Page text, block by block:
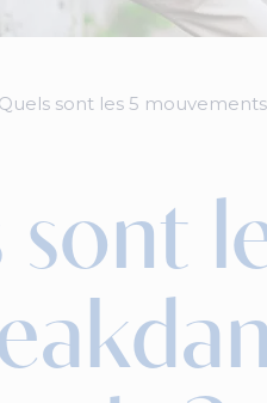
Quels sont les 5
sont